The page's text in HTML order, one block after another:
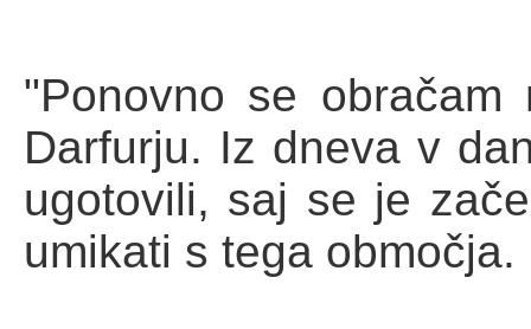
"Ponovno se
Darfurju. Iz dneva v
ugotovili, saj se je
umikati s tega območja.